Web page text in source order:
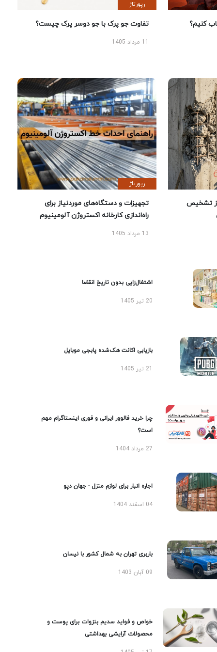
کنیم؟
رپورتاژ
تفاوت جو پرک با جو دوسر پرک چیست؟
تشخیص
رپورتاژ
تجهیزات و دستگاه‌های موردنیاز برای
راه‌اندازی کارخانه اکستروژن آلومینیوم
13 مرداد 1405
اشتغال‌زایی بدون تاریخ انقضا
20 تیر 1405
بازیابی اکانت هک‌شده پابجی موبایل
چرا خرید فالوور ایرانی و فوری اینستاگرام مهم
است؟
27 مرداد 1404
اجاره انبار برای لوازم منزل - جهان دپو
04 اسفند 1404
باربری تهران به شمال کشور با نیسان
09 آبان 1403
خواص و فواید سدیم بنزوات برای پوست و
محصولات آرایشی بهداشتی